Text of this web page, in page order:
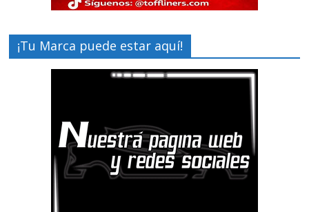
¡Tu Marca puede estar aquí!